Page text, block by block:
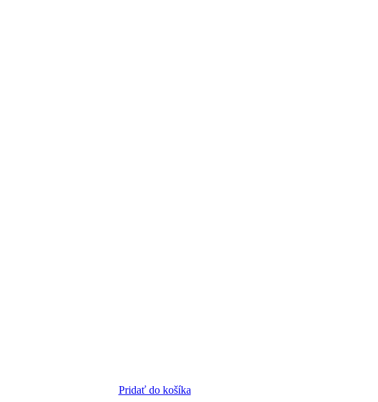
Pridať do košíka